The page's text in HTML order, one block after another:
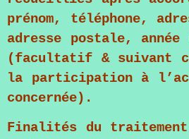
prénom, téléphone,
adresse postale, année
(facultatif & suivant
la participation à
concernée).
Finalités du